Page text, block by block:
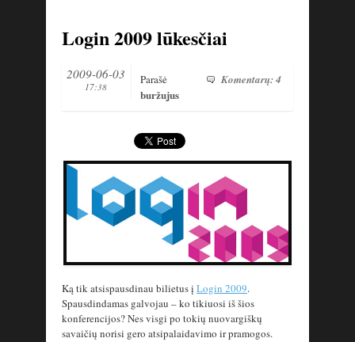
Login 2009 lūkesčiai
2009-06-03
17:38
Komentarų: 4
Parašė
buržujus
Ką tik atsispausdinau bilietus į Login 2009.
Spausdindamas galvojau – ko tikiuosi iš šios
konferencijos? Nes visgi po tokių nuovargiškų
savaičių norisi gero atsipalaidavimo ir pramogos.